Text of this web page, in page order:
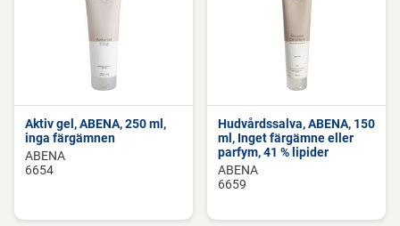
Aktiv gel, ABENA, 250 ml,
inga färgämnen
ABENA
6654
Hudvårdssalva, ABENA, 150
ml, Inget färgämne eller
parfym, 41 % lipider
ABENA
6659